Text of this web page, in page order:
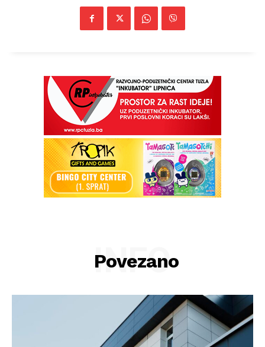
Povezano
INFO